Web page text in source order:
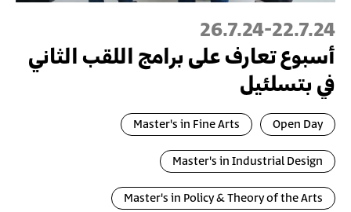
22.7.24
-
26.7.24
أسبوع تعارف على برامج اللقب الثاني
في بتسلئيل
Open Day
Master's in Fine Arts
Master's in Industrial Design
Master's in Policy & Theory of the Arts